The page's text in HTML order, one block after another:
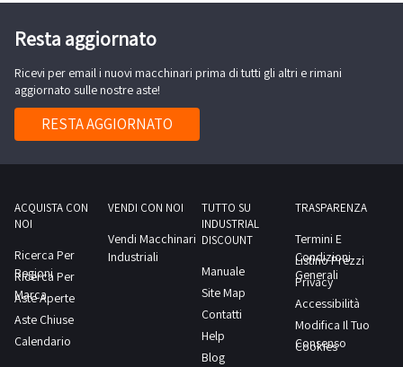
7);-
HP,
stampante
HP,
(rif.
8);-
Container
per
circa
(rif.
2);-
Tavolo
da
lavoro
rotoli
rastrelliera
Resta aggiornato
Ricevi per email i nuovi macchinari prima di tutti gli altri e rimani
aggiornato sulle nostre aste!
RESTA AGGIORNATO
ACQUISTA CON
NOI
Ricerca Per
Regioni
Ricerca Per
Marca
Aste Aperte
Aste Chiuse
Calendario
VENDI CON NOI
Vendi Macchinari
Industriali
TUTTO SU
INDUSTRIAL
DISCOUNT
Manuale
Site Map
Contatti
Help
Blog
TRASPARENZA
Termini E
Condizioni
Generali
Listino Prezzi
Privacy
Accessibilità
Modifica Il Tuo
Consenso
Cookies